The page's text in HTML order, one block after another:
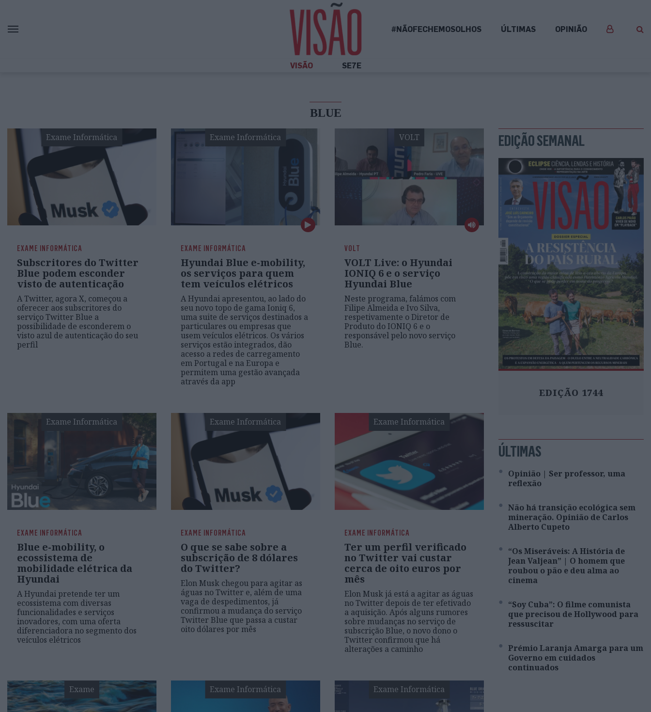
#NÃOFECHEMOSOLHOS ÚLTIMAS OPINIÃO
VISÃO SE7E
BLUE
Exame Informática
EXAME INFORMÁTICA
Subscritores do Twitter
Blue podem esconder
visto de autenticação
A Twitter, agora X, começou a
oferecer aos subscritores do
serviço Twitter Blue a
possibilidade de esconderem o
visto azul de autenticação do seu
perfil
Exame Informática
EXAME INFORMÁTICA
Hyundai Blue e-mobility,
os serviços para quem
tem veículos elétricos
A Hyundai apresentou, ao lado do
seu novo topo de gama Ioniq 6,
uma suite de serviços destinados a
particulares ou empresas que
usem veículos elétricos. Os vários
serviços estão integrados, dão
acesso a redes de carregamento
em Portugal e na Europa e
permitem uma gestão avançada
através da app
VOLT
VOLT
VOLT Live: o Hyundai
IONIQ 6 e o serviço
Hyundai Blue
Neste programa, falámos com
Filipe Almeida e Ivo Silva,
respetivamente o Diretor de
Produto do IONIQ 6 e o
responsável pelo novo serviço
Blue.
Exame Informática
EXAME INFORMÁTICA
Blue e-mobility, o
ecossistema de
mobilidade elétrica da
Hyundai
A Hyundai pretende ter um
ecossistema com diversas
funcionalidades e serviços
inovadores, com uma oferta
diferenciadora no segmento dos
veículos elétricos
Exame Informática
EXAME INFORMÁTICA
O que se sabe sobre a
subscrição de 8 dólares
do Twitter?
Elon Musk chegou para agitar as
águas no Twitter e, além de uma
vaga de despedimentos, já
confirmou a mudança do serviço
Twitter Blue que passa a custar
oito dólares por mês
Exame Informática
EXAME INFORMÁTICA
Ter um perfil verificado
no Twitter vai custar
cerca de oito euros por
mês
Elon Musk já está a agitar as águas
no Twitter depois de ter efetivado
a aquisição. Após alguns rumores
sobre mudanças no serviço de
subscrição Blue, o novo dono o
Twitter confirmou que há
alterações a caminho
Exame Exame Informática Exame Informática
EDIÇÃO SEMANAL
EDIÇÃO 1744
ÚLTIMAS
Opinião | Ser professor, uma
reflexão
Não há transição ecológica sem
mineração. Opinião de Carlos
Alberto Cupeto
“Os Miseráveis: A História de
Jean Valjean” | O homem que
roubou o pão e deu alma ao
cinema
“Soy Cuba”: O filme comunista
que precisou de Hollywood para
ressuscitar
Prémio Laranja Amarga para um
Governo em cuidados
continuados